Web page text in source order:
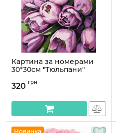
Картина за номерами
30*30см "Тюльпани"
320 грн
Новинка